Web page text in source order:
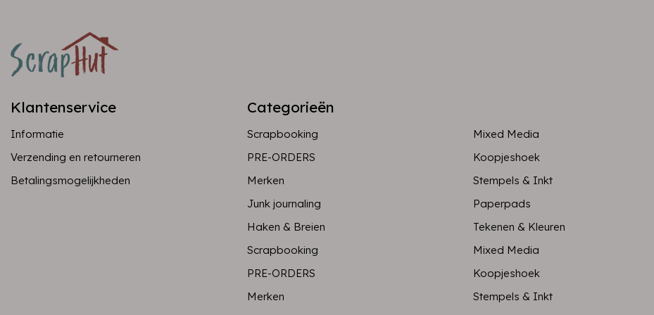
Klantenservice
Informatie
Verzending en retourneren
Betalingsmogelijkheden
Categorieën
Scrapbooking
Mixed Media
PRE-ORDERS
Koopjeshoek
Merken
Stempels & Inkt
Junk journaling
Paperpads
Haken & Breien
Tekenen & Kleuren
Scrapbooking
Mixed Media
PRE-ORDERS
Koopjeshoek
Merken
Stempels & Inkt